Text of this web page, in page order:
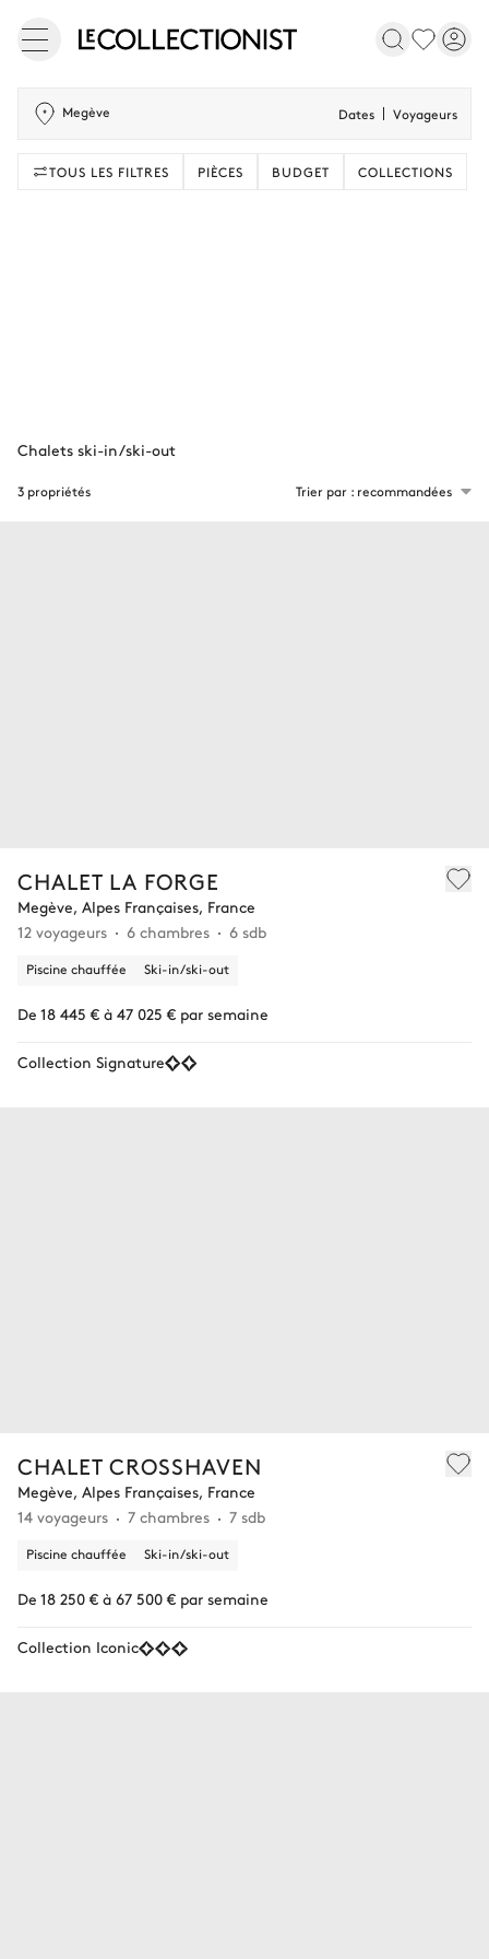
Megève Dates Voyageurs
TOUS LES FILTRES PIÈCES BUDGET COLLECTIONS
CHALET LA FORGE
Megève, Alpes Françaises, France
12 voyageurs
6 chambres 6 sdb
Piscine chauffée Ski-in/ski-out
De 18 445 € à 47 025 € par semaine
Collection Signature
CHALET CROSSHAVEN
Megève, Alpes Françaises, France
14 voyageurs
7 chambres 7 sdb
Piscine chauffée Ski-in/ski-out
De 18 250 € à 67 500 € par semaine
Collection Iconic
3 propriétés Trier par : recommandées
Chalets ski-in/ski-out